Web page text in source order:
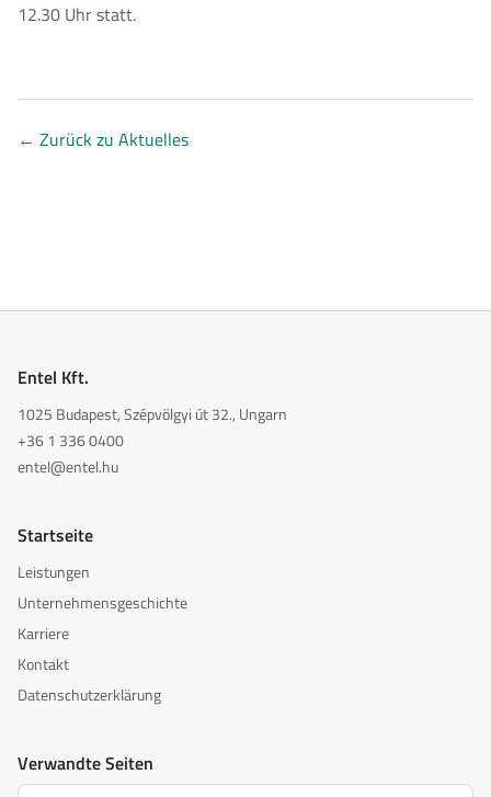
12.30 Uhr statt.
← Zurück zu Aktuelles
Entel Kft.
1025 Budapest, Szépvölgyi út 32., Ungarn
+36 1 336 0400
entel@entel.hu
Startseite
Leistungen
Unternehmensgeschichte
Karriere
Kontakt
Datenschutzerklärung
Verwandte Seiten